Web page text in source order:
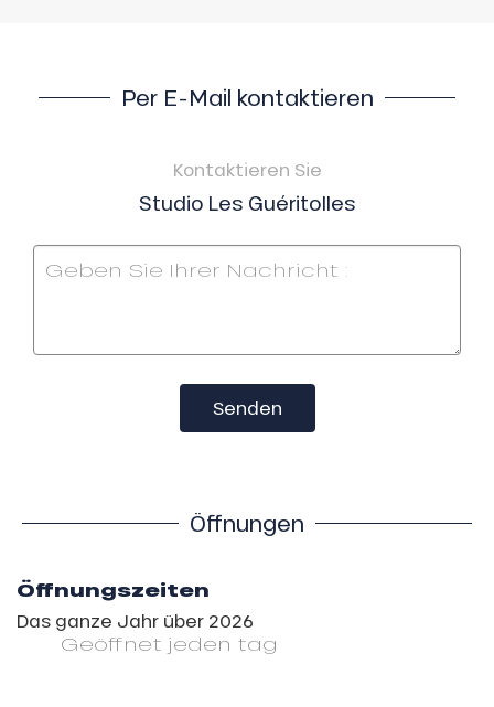
Per E-Mail kontaktieren
Kontaktieren Sie
Studio Les Guéritolles
Senden
Öffnungen
Öffnungszeiten
Das ganze Jahr über 2026
Geöffnet jeden tag